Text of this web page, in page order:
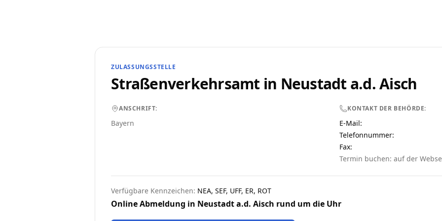
ZULASSUNGSSTELLE
Straßenverkehrsamt in Neustadt a.d. Aisch
ANSCHRIFT:
Bayern
KONTAKT DER BEHÖRDE:
E-Mail:
Telefonnummer:
Fax:
Termin buchen: auf der
Verfügbare Kennzeichen: NEA, SEF, UFF, ER, ROT
Online Abmeldung in Neustadt a.d. Aisch rund um die Uhr